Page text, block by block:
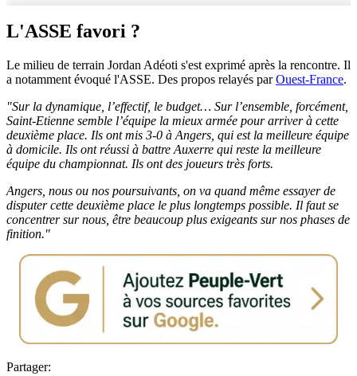
L'ASSE favori ?
Le milieu de terrain Jordan Adéoti s'est exprimé après la rencontre. Il
a notamment évoqué l'ASSE. Des propos relayés parOuest-France.
"Sur la dynamique, l’effectif, le budget… Sur l’ensemble, forcément,
Saint-Etienne semble l’équipe la mieux armée pour arriver à cette
deuxième place. Ils ont mis 3-0 à Angers, qui est la meilleure équipe
à domicile. Ils ont réussi à battre Auxerre qui reste la meilleure
équipe du championnat. Ils ont des joueurs très forts.
Angers, nous ou nos poursuivants, on va quand même essayer de
disputer cette deuxième place le plus longtemps possible. Il faut se
concentrer sur nous, être beaucoup plus exigeants sur nos phases de
finition."
Partager: